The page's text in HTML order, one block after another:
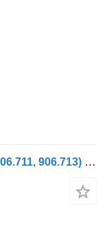
Semiasse Mercedes-Benz 215 CDI (906.711, 906.713) 9083570401 per automobile Mercedes-Benz SPRINTER 3-t Minibus / passenger (906)